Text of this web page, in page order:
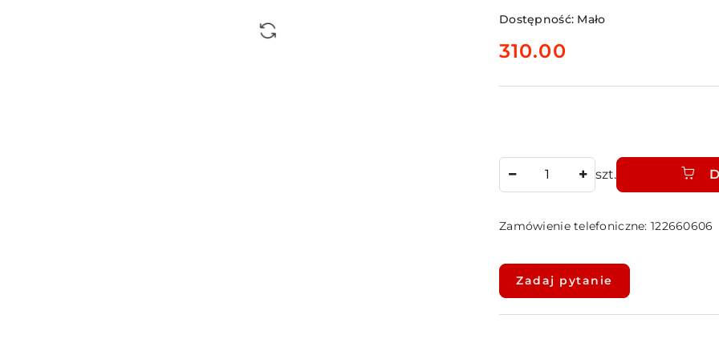
Dostępność: Mało
cena:
310.00
szt.
Zamówienie telefoniczne: 122660606
Dostępność
i
dostawa
Zadaj pytanie